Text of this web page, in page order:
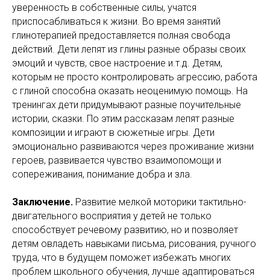
уверенность в собственные силы, учатся
приспосабливаться к жизни. Во время занятий
глинотерапией предоставляется полная свобода
действий. Дети лепят из глины разные образы своих
эмоций и чувств, свое настроение и.т.д. Детям,
которым не просто контролировать агрессию, работа
с глиной способна оказать неоценимую помощь. На
тренингах дети придумывают разные поучительные
истории, сказки. По этим рассказам лепят разные
композиции и играют в сюжетные игры. Дети
эмоционально развиваются через проживание жизни
героев, развивается чувство взаимопомощи и
сопереживания, понимание добра и зла.
Заключение. Развитие мелкой моторики тактильно-
двигательного восприятия у детей не только
способствует речевому развитию, но и позволяет
детям овладеть навыками письма, рисования, ручного
труда, что в будущем поможет избежать многих
проблем школьного обучения, лучше адаптироваться